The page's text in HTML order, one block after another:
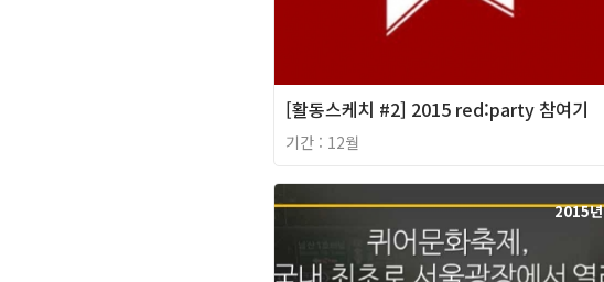
[활동스케치 #2] 2015 red:party 참여기
기간 : 12월
2015년